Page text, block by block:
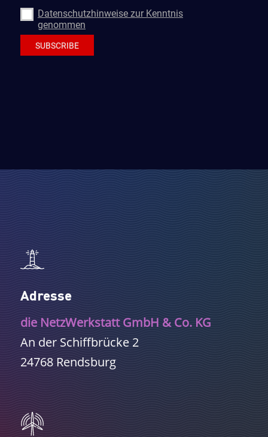
Adresse
die NetzWerkstatt GmbH & Co. KG
An der Schiffbrücke 2
24768 Rendsburg